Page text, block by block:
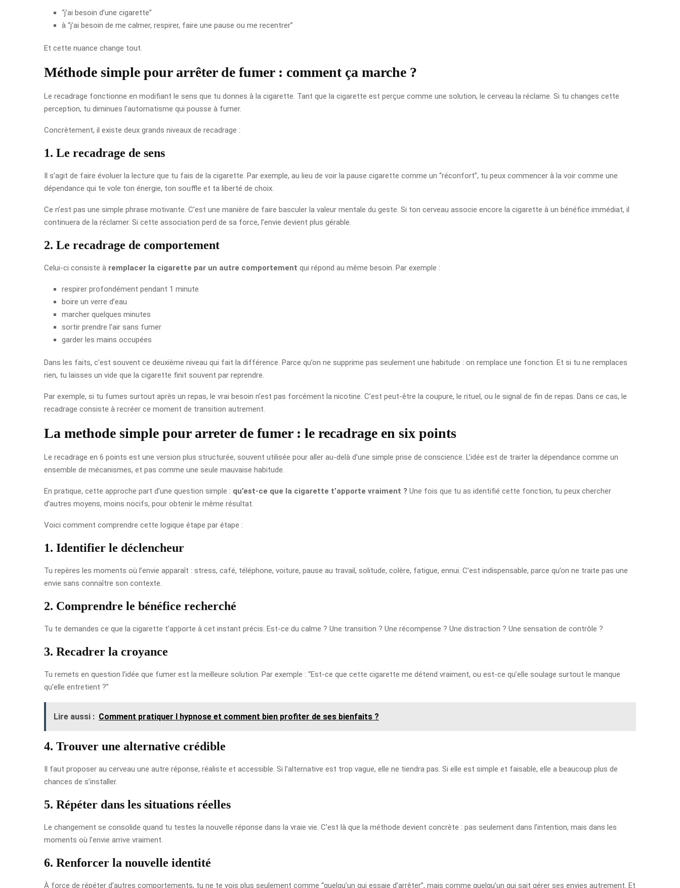
“j’ai besoin d’une cigarette”
à “j’ai besoin de me calmer, respirer, faire une pause ou me recentrer”
Et cette nuance change tout.
Méthode simple pour arrêter de fumer : comment ça marche ?
Le recadrage fonctionne en modifiant le sens que tu donnes à la cigarette. Tant que la cigarette est perçue comme une solution, le cerveau la réclame. Si tu changes cette
perception, tu diminues l’automatisme qui pousse à fumer.
Concrètement, il existe deux grands niveaux de recadrage :
1. Le recadrage de sens
Il s’agit de faire évoluer la lecture que tu fais de la cigarette. Par exemple, au lieu de voir la pause cigarette comme un “réconfort”, tu peux commencer à la voir comme une
dépendance qui te vole ton énergie, ton souffle et ta liberté de choix.
Ce n’est pas une simple phrase motivante. C’est une manière de faire basculer la valeur mentale du geste. Si ton cerveau associe encore la cigarette à un bénéfice immédiat, il
continuera de la réclamer. Si cette association perd de sa force, l’envie devient plus gérable.
2. Le recadrage de comportement
Celui-ci consiste à remplacer la cigarette par un autre comportement qui répond au même besoin. Par exemple :
respirer profondément pendant 1 minute
boire un verre d’eau
marcher quelques minutes
sortir prendre l’air sans fumer
garder les mains occupées
Dans les faits, c’est souvent ce deuxième niveau qui fait la différence. Parce qu’on ne supprime pas seulement une habitude : on remplace une fonction. Et si tu ne remplaces
rien, tu laisses un vide que la cigarette finit souvent par reprendre.
Par exemple, si tu fumes surtout après un repas, le vrai besoin n’est pas forcément la nicotine. C’est peut-être la coupure, le rituel, ou le signal de fin de repas. Dans ce cas, le
recadrage consiste à recréer ce moment de transition autrement.
La methode simple pour arreter de fumer : le recadrage en six points
Le recadrage en 6 points est une version plus structurée, souvent utilisée pour aller au-delà d’une simple prise de conscience. L’idée est de traiter la dépendance comme un
ensemble de mécanismes, et pas comme une seule mauvaise habitude.
En pratique, cette approche part d’une question simple : qu’est-ce que la cigarette t’apporte vraiment ? Une fois que tu as identifié cette fonction, tu peux chercher
d’autres moyens, moins nocifs, pour obtenir le même résultat.
Voici comment comprendre cette logique étape par étape :
1. Identifier le déclencheur
Tu repères les moments où l’envie apparaît : stress, café, téléphone, voiture, pause au travail, solitude, colère, fatigue, ennui. C’est indispensable, parce qu’on ne traite pas une
envie sans connaître son contexte.
2. Comprendre le bénéfice recherché
Tu te demandes ce que la cigarette t’apporte à cet instant précis. Est-ce du calme ? Une transition ? Une récompense ? Une distraction ? Une sensation de contrôle ?
3. Recadrer la croyance
Tu remets en question l’idée que fumer est la meilleure solution. Par exemple : “Est-ce que cette cigarette me détend vraiment, ou est-ce qu’elle soulage surtout le manque
qu’elle entretient ?”
Lire aussi : Comment pratiquer l hypnose et comment bien profiter de ses bienfaits ?
4. Trouver une alternative crédible
Il faut proposer au cerveau une autre réponse, réaliste et accessible. Si l’alternative est trop vague, elle ne tiendra pas. Si elle est simple et faisable, elle a beaucoup plus de
chances de s’installer.
5. Répéter dans les situations réelles
Le changement se consolide quand tu testes la nouvelle réponse dans la vraie vie. C’est là que la méthode devient concrète : pas seulement dans l’intention, mais dans les
moments où l’envie arrive vraiment.
6. Renforcer la nouvelle identité
À force de répéter d’autres comportements, tu ne te vois plus seulement comme “quelqu’un qui essaie d’arrêter”, mais comme quelqu’un qui sait gérer ses envies autrement. Et